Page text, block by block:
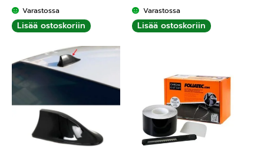
Varastossa
Lisää ostoskoriin
Varastossa
Lisää ostoskoriin